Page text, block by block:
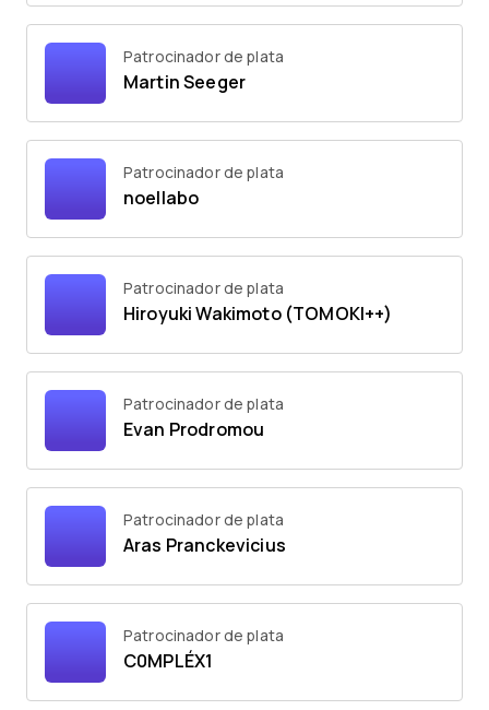
Patrocinador de plata
Martin Seeger
Patrocinador de plata
noellabo
Patrocinador de plata
Hiroyuki Wakimoto (TOMOKI++)
Patrocinador de plata
Evan Prodromou
Patrocinador de plata
Aras Pranckevicius
Patrocinador de plata
C0MPLÉX1